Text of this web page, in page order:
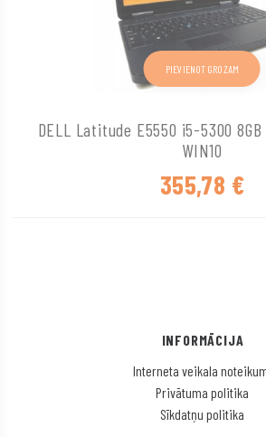
DELL Latitude E5550 i5-5300 8GB
WIN10
355,78 €
PIEVIENOT GROZAM
INFORMĀCIJA
Interneta veikala
Privātuma politika
Sīkdatņu politika